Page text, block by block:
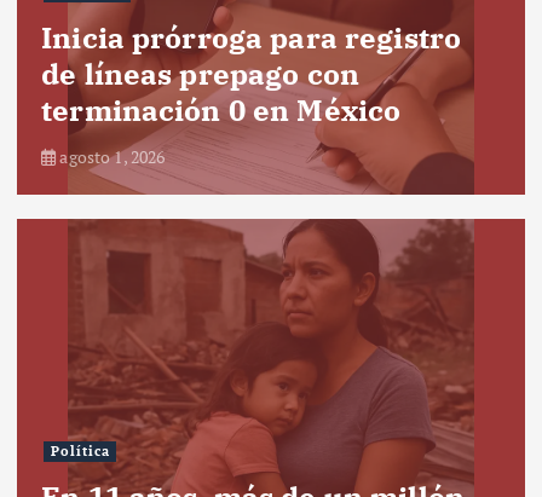
Inicia prórroga para registro
de líneas prepago con
terminación 0 en México
agosto 1, 2026
Política